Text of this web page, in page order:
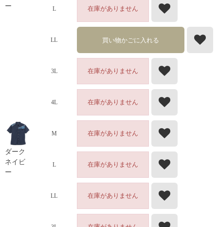
ー
L 在庫がありません
LL 買い物かごに入れる
3L 在庫がありません
4L 在庫がありません
ダーク
ネイビ
ー
M 在庫がありません
L 在庫がありません
LL 在庫がありません